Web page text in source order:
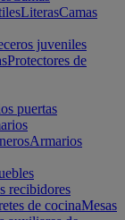
LiterasCamas
juveniles
Protectores de
puertas
Armarios
recibidores
de cocinaMesas